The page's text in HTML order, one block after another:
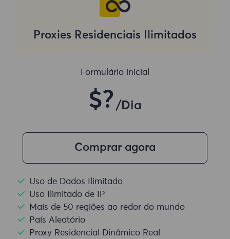
Proxies Residenciais Ilimitados
Formulário inicial
$? /Dia
Comprar agora
Uso de Dados Ilimitado
Uso Ilimitado de IP
Mais de 50 regiões ao redor do mundo
País Aleatório
Proxy Residencial Dinâmico Real